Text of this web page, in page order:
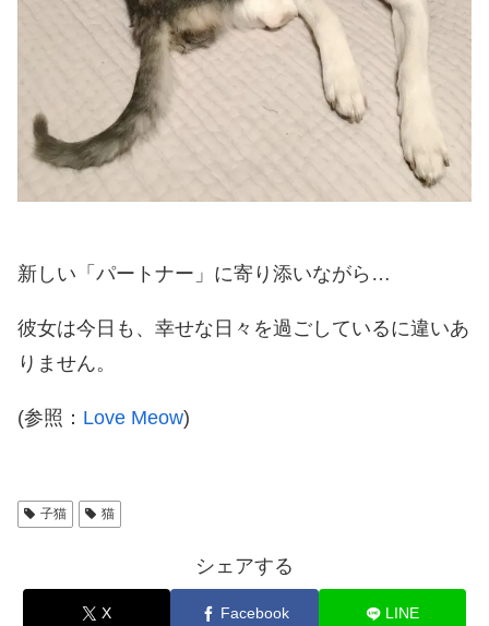
新しい「パートナー」に寄り添いながら…
彼女は今日も、幸せな日々を過ごしているに違いあ
りません。
(参照： Love Meow)
子猫 猫
シェアする
X Facebook LINE